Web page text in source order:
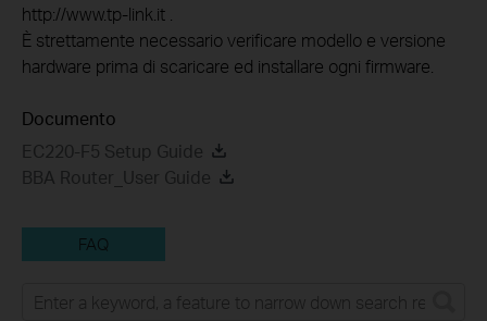
http://www.tp-link.it .
È strettamente necessario verificare modello e versione
hardware prima di scaricare ed installare ogni firmware.
Documento
EC220-F5 Setup Guide
BBA Router_User Guide
FAQ